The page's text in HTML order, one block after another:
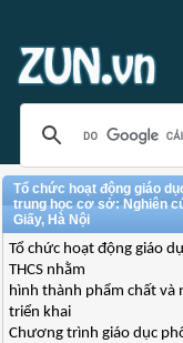
Tổ chức hoạt động giáo
trung học cơ sở: Nghiên
Giấy, Hà Nội
Tổ chức hoạt động giáo
THCS nhằm
hình thành phẩm chất và
triển khai
Chương trình giáo dục